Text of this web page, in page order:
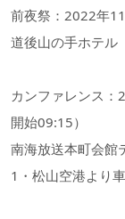
前夜祭：2022年
道後山の手ホテル
カンファレンス
開始09:15）
南海放送本町会館
1・松山空港より